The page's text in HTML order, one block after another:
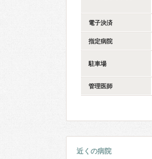
電子決済
指定病院
駐車場
管理医師
近くの病院